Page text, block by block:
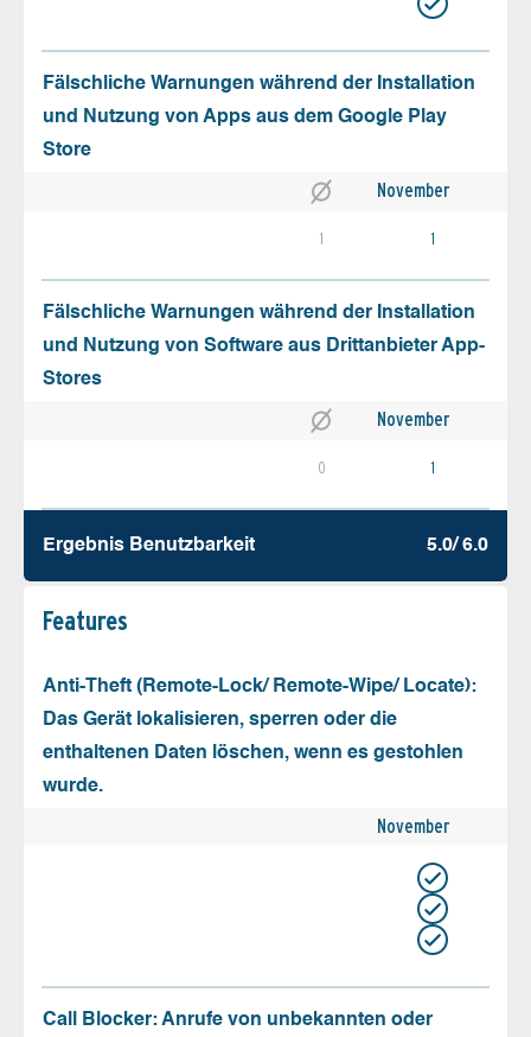
Fälschliche Warnungen während der Installation
und Nutzung von Apps aus dem Google Play
Store
November
1 1
Fälschliche Warnungen während der Installation
und Nutzung von Software aus Drittanbieter App-
Stores
November
0 1
Ergebnis Benutz­barkeit 5.0/ 6.0
Features
Anti-Theft (Remote-Lock/ Remote-Wipe/ Locate):
Das Gerät lokalisieren, sperren oder die
enthaltenen Daten löschen, wenn es gestohlen
wurde.
November
Call Blocker: Anrufe von unbekannten oder